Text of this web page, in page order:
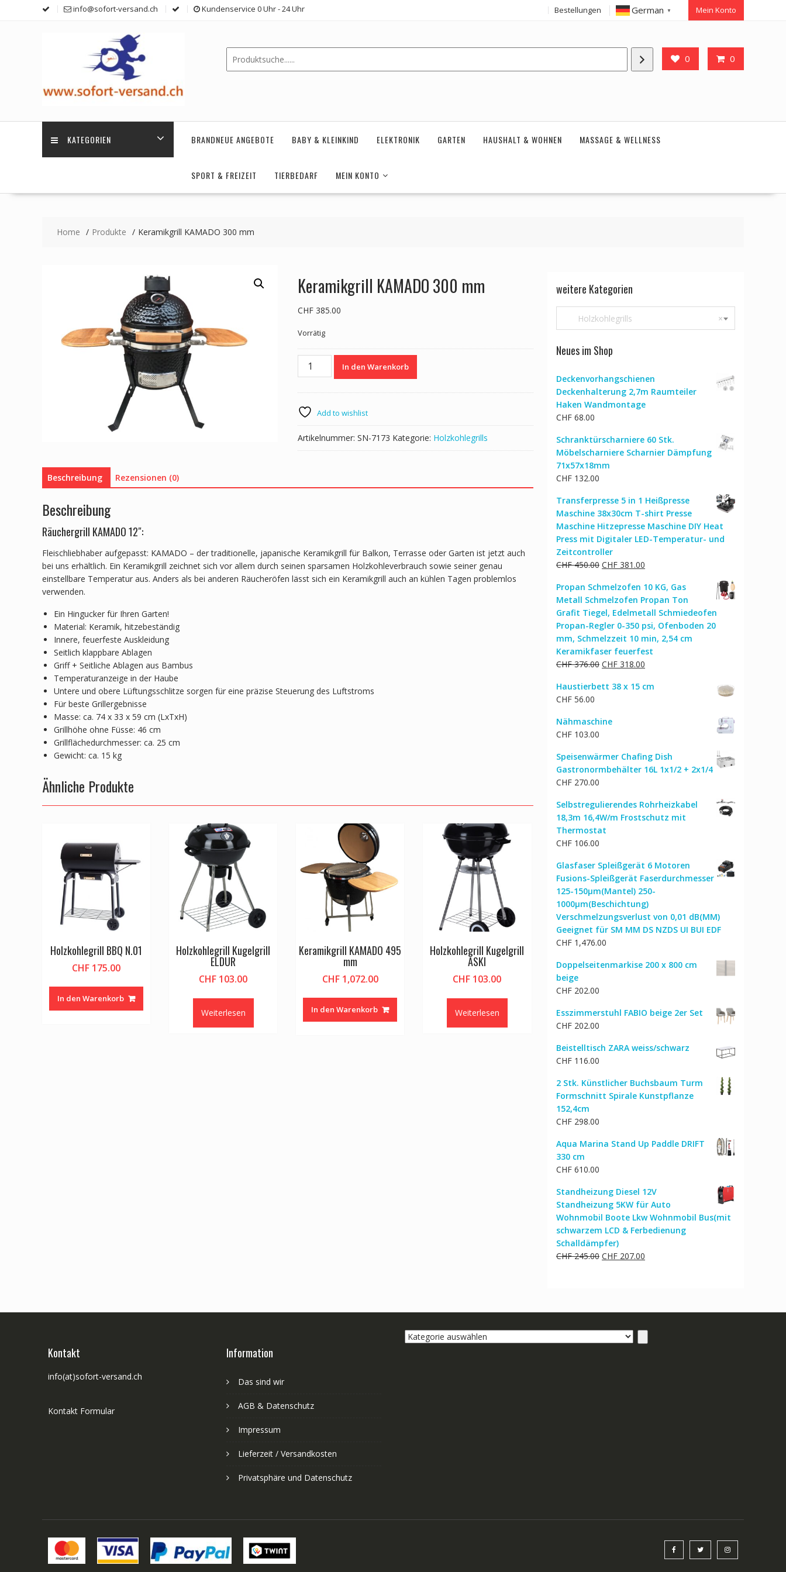
info@sofort-versand.ch Kundenservice 0 Uhr - 24 Uhr Bestellungen German ▼ Mein Konto
0 0
KATEGORIEN BRANDNEUE ANGEBOTE BABY & KLEINKIND ELEKTRONIK GARTEN HAUSHALT & WOHNEN MASSAGE & WELLNESS
SPORT & FREIZEIT TIERBEDARF MEIN KONTO
Home Produkte Keramikgrill KAMADO 300 mm
Keramikgrill KAMADO 300 mm
CHF385.00
Vorrätig
Keramikgrill
Menge
In den Warenkorb
Add to wishlist
Artikelnummer: SN-7173 Kategorie: Holzkohlegrills
Beschreibung Rezensionen (0)
Beschreibung
Räuchergrill KAMADO 12″:
Fleischliebhaber aufgepasst: KAMADO – der traditionelle, japanische Keramikgrill für Balkon, Terrasse oder Garten ist jetzt auch
bei uns erhältlich. Ein Keramikgrill zeichnet sich vor allem durch seinen sparsamen Holzkohleverbrauch sowie seiner genau
einstellbare Temperatur aus. Anders als bei anderen Räucheröfen lässt sich ein Keramikgrill auch an kühlen Tagen problemlos
verwenden.
Ein Hingucker für Ihren Garten!
Material: Keramik, hitzebeständig
Innere, feuerfeste Auskleidung
Seitlich klappbare Ablagen
Griff + Seitliche Ablagen aus Bambus
Temperaturanzeige in der Haube
Untere und obere Lüftungsschlitze sorgen für eine präzise Steuerung des Luftstroms
Für beste Grillergebnisse
Masse: ca. 74 x 33 x 59 cm (LxTxH)
Grillhöhe ohne Füsse: 46 cm
Grillflächedurchmesser: ca. 25 cm
Gewicht: ca. 15 kg
Ähnliche Produkte
Holzkohlegrill BBQ N.01
CHF 175.00
In den Warenkorb
Holzkohlegrill Kugelgrill
ELDUR
CHF 103.00
Weiterlesen
Keramikgrill KAMADO 495
mm
CHF1,072.00
In den Warenkorb
Holzkohlegrill Kugelgrill
ASKI
CHF 103.00
Weiterlesen
weitere Kategorien
×
Holzkohlegrills
Neues im Shop
Deckenvorhangschienen
Deckenhalterung 2,7m Raumteiler
Haken Wandmontage
CHF 68.00
Schranktürscharniere 60 Stk.
Möbelscharniere Scharnier Dämpfung
71x57x18mm
CHF 132.00
Transferpresse 5 in 1 Heißpresse
Maschine 38x30cm T-shirt Presse
Maschine Hitzepresse Maschine DIY Heat
Press mit Digitaler LED-Temperatur- und
Zeitcontroller
CHF450.00 Ursprünglicher
war:
CHF 450.00
CHF 381.00
ist:
CHF 381.00.
Propan Schmelzofen 10 KG, Gas
Metall Schmelzofen Propan Ton
Grafit Tiegel, Edelmetall Schmiedeofen
Propan-Regler 0-350 psi, Ofenboden 20
mm, Schmelzzeit 10 min, 2,54 cm
Keramikfaser feuerfest
CHF376.00 Ursprünglicher
war:
CHF 318.00
ist:
Haustierbett 38 x 15 cm
CHF 56.00
Nähmaschine
CHF 103.00
Speisenwärmer Chafing Dish
Gastronormbehälter 16L 1x1/2 + 2x1/4
CHF 270.00
Selbstregulierendes Rohrheizkabel
18,3m 16,4W/m Frostschutz mit
Thermostat
CHF 106.00
Glasfaser Spleißgerät 6 Motoren
Fusions-Spleißgerät Faserdurchmesser
125-150μm(Mantel) 250-
1000μm(Beschichtung)
Verschmelzungsverlust von 0,01 dB(MM)
Geeignet für SM MM DS NZDS UI BUI EDF
CHF 1,476.00
Doppelseitenmarkise 200 x 800 cm
beige
CHF 202.00
Esszimmerstuhl FABIO beige 2er Set
CHF 202.00
Beistelltisch ZARA weiss/schwarz
CHF 116.00
2 Stk. Künstlicher Buchsbaum Turm
Formschnitt Spirale Kunstpflanze
152,4cm
CHF 298.00
Aqua Marina Stand Up Paddle DRIFT
330 cm
CHF 610.00
Standheizung Diesel 12V
Standheizung 5KW für Auto
Wohnmobil Boote Lkw Wohnmobil Bus(mit
schwarzem LCD & Ferbedienung
Schalldämpfer)
CHF245.00 Ursprünglicher
CHF 207.00
Kontakt
info(at)sofort-versand.ch
Kontakt Formular
Information
Das sind wir
AGB & Datenschutz
Impressum
Lieferzeit / Versandkosten
Privatsphäre und Datenschutz
Kategorie